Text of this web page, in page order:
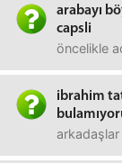
arabayı
capsli
öncelikle
ibrahim